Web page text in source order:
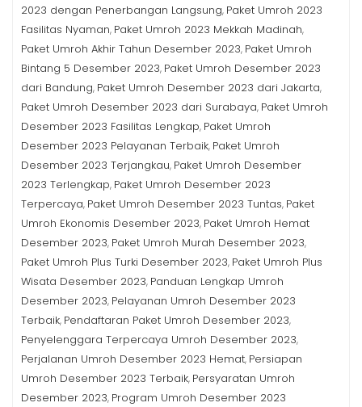
2023 dengan Penerbangan Langsung, Paket Umroh 2023
Fasilitas Nyaman, Paket Umroh 2023 Mekkah Madinah,
Paket Umroh Akhir Tahun Desember 2023, Paket Umroh
Bintang 5 Desember 2023, Paket Umroh Desember 2023
dari Bandung, Paket Umroh Desember 2023 dari Jakarta,
Paket Umroh Desember 2023 dari Surabaya, Paket Umroh
Desember 2023 Fasilitas Lengkap, Paket Umroh
Desember 2023 Pelayanan Terbaik, Paket Umroh
Desember 2023 Terjangkau, Paket Umroh Desember
2023 Terlengkap, Paket Umroh Desember 2023
Terpercaya, Paket Umroh Desember 2023 Tuntas, Paket
Umroh Ekonomis Desember 2023, Paket Umroh Hemat
Desember 2023, Paket Umroh Murah Desember 2023,
Paket Umroh Plus Turki Desember 2023, Paket Umroh Plus
Wisata Desember 2023, Panduan Lengkap Umroh
Desember 2023, Pelayanan Umroh Desember 2023
Terbaik, Pendaftaran Paket Umroh Desember 2023,
Penyelenggara Terpercaya Umroh Desember 2023,
Perjalanan Umroh Desember 2023 Hemat, Persiapan
Umroh Desember 2023 Terbaik, Persyaratan Umroh
Desember 2023, Program Umroh Desember 2023